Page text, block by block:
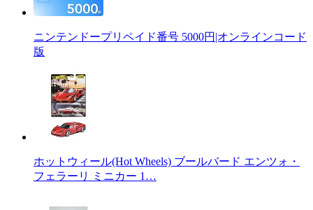
ニンテンドープリペイド番号 5000円|オンラインコード
版
ホットウィール(Hot Wheels) ブールバード エンツォ・
フェラーリ ミニカー 1…